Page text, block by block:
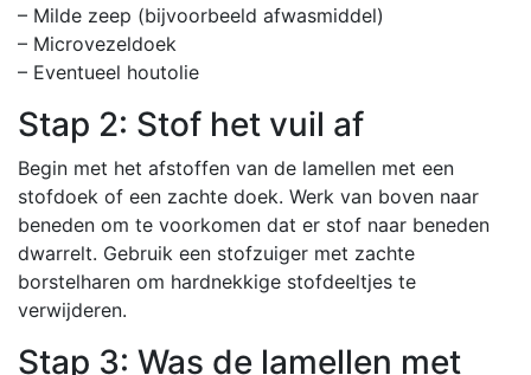
– Milde zeep (bijvoorbeeld afwasmiddel)
– Microvezeldoek
– Eventueel houtolie
Stap 2: Stof het vuil af
Begin met het afstoffen van de lamellen met een
stofdoek of een zachte doek. Werk van boven naar
beneden om te voorkomen dat er stof naar beneden
dwarrelt. Gebruik een stofzuiger met zachte
borstelharen om hardnekkige stofdeeltjes te
verwijderen.
Stap 3: Was de lamellen met